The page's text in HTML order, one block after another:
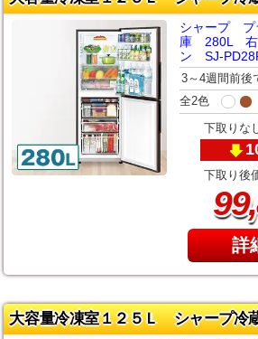
シャープ プ
庫 280L 右
ン SJ-
3～4週間前後
全2色
下取りな
下取り後
99,
詳
大容量冷凍室１２５Ｌ シャープ冷